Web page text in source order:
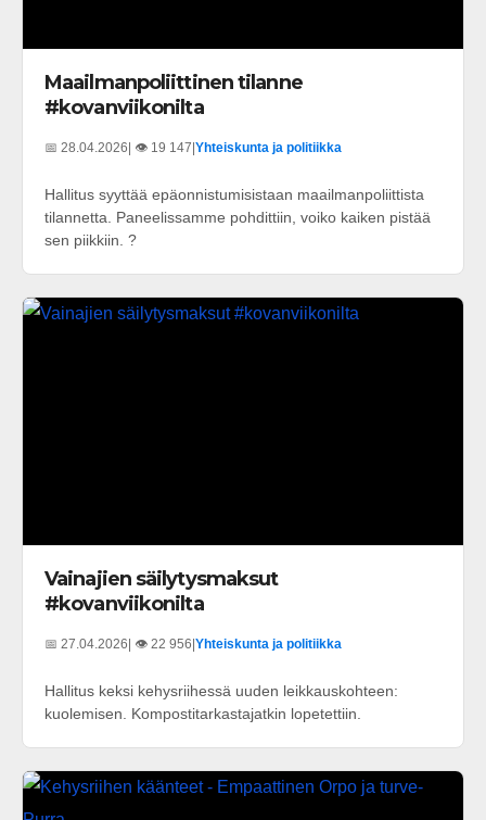
Maailmanpoliittinen tilanne
#kovanviikonilta
📅 28.04.2026| 👁️ 19 147|Yhteiskunta ja politiikka
Hallitus syyttää epäonnistumisistaan maailmanpoliittista
tilannetta. Paneelissamme pohdittiin, voiko kaiken pistää
sen piikkiin. ?
Vainajien säilytysmaksut
#kovanviikonilta
📅 27.04.2026 | 👁️ 22 956 Yhteiskunta ja politiikka
Hallitus keksi kehysriihessä uuden leikkauskohteen:
kuolemisen. Kompostitarkastajatkin lopetettiin.